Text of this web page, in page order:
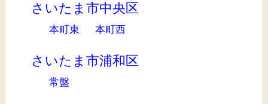
さいたま市中央区
本町東 本町西
さいたま市浦和区
常盤